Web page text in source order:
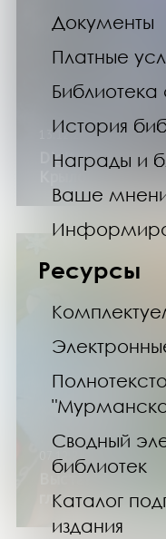
Документы
Платные
Библиотека
История
Награды и
Ваше
Ресурсы
Сводный
библиотек
Каталог
издания
13.12.24
Digital
Крыловой
07.12.24
Выставка-
глазами детей»